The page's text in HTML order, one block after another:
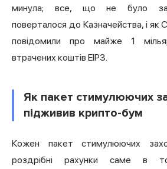
минула; все, що не було
поверталося до Казначейства, і як
повідомили про майже 1
втрачених коштів EIP3.
Як пакет стимулюючих
підживив крипто-бум
Кожен пакет стимулюючих
роздрібні рахунки саме в